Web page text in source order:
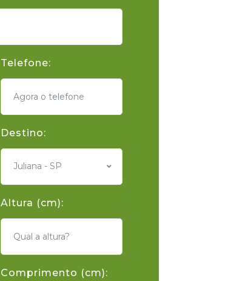
Telefone:
Destino:
Juliana - SP
Altura (cm):
Comprimento (cm):